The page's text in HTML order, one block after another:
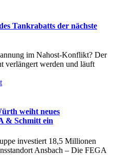
Tankrabatts der nächste
im Nahost-Konflikt? Der
verlängert werden und läuft
weiht neues
& Schmitt ein
investiert 18,5 Millionen
Ansbach – Die FEGA